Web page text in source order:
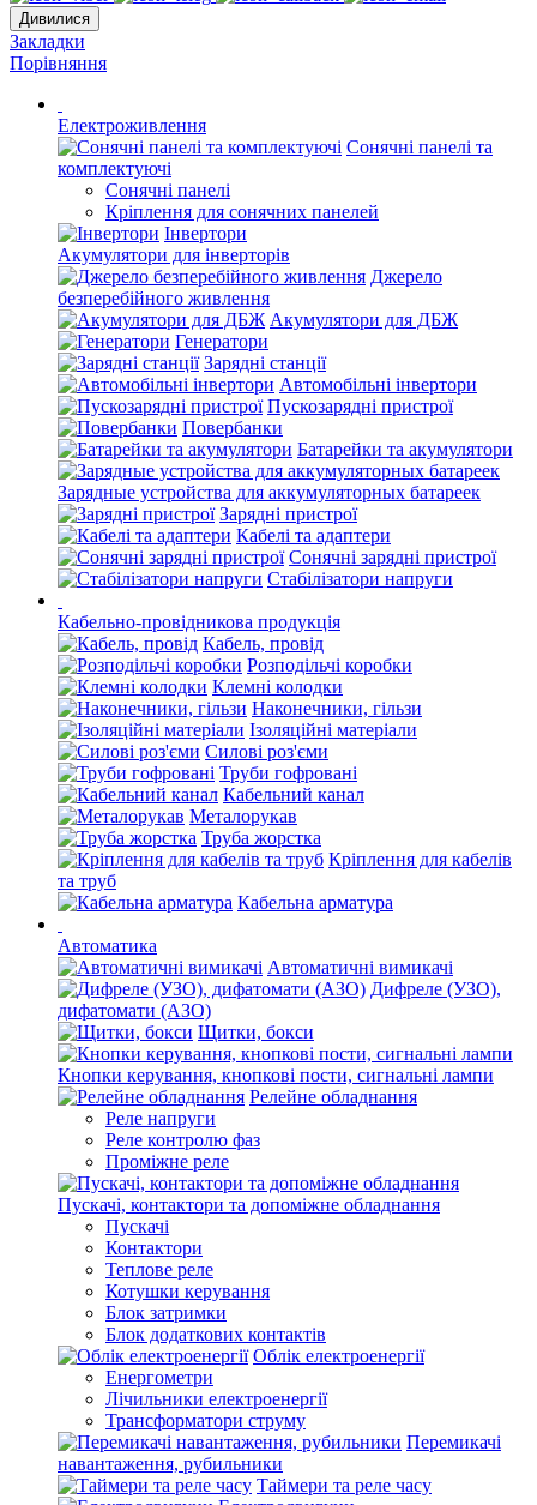
Дивилися
Закладки
Порівняння
Електроживлення
Сонячні панелі та
комплектуючі
Сонячні панелі
Кріплення для сонячних панелей
Інвертори
Акумулятори для інверторів
Джерело
безперебійного живлення
Акумулятори для ДБЖ
Генератори
Зарядні станції
Автомобільні інвертори
Пускозарядні пристрої
Повербанки
Батарейки та акумулятори
Зарядные устройства для аккумуляторных батареек
Зарядні пристрої
Кабелі та адаптери
Сонячні зарядні пристрої
Стабілізатори напруги
Кабельно-провідникова продукція
Кабель, провід
Розподільчі коробки
Клемні колодки
Наконечники, гільзи
Ізоляційні матеріали
Силові роз'єми
Труби гофровані
Кабельний канал
Металорукав
Труба жорстка
Кріплення для кабелів
та труб
Кабельна арматура
Автоматика
Автоматичні вимикачі
Дифреле (УЗО),
дифатомати (АЗО)
Щитки, бокси
Кнопки керування, кнопкові пости, сигнальні лампи
Релейне обладнання
Реле напруги
Реле контролю фаз
Проміжне реле
Пускачі, контактори та допоміжне обладнання
Пускачі
Контактори
Теплове реле
Котушки керування
Блок затримки
Блок додаткових контактів
Облік електроенергії
Енергометри
Лічильники електроенергії
Трансформатори струму
Перемикачі
навантаження, рубильники
Таймери та реле часу